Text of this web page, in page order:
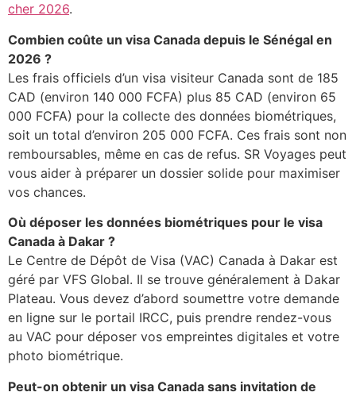
cher 2026.
Combien coûte un visa Canada depuis le Sénégal en
2026 ?
Les frais officiels d’un visa visiteur Canada sont de 185
CAD (environ 140 000 FCFA) plus 85 CAD (environ 65
000 FCFA) pour la collecte des données biométriques,
soit un total d’environ 205 000 FCFA. Ces frais sont non
remboursables, même en cas de refus. SR Voyages peut
vous aider à préparer un dossier solide pour maximiser
vos chances.
Où déposer les données biométriques pour le visa
Canada à Dakar ?
Le Centre de Dépôt de Visa (VAC) Canada à Dakar est
géré par VFS Global. Il se trouve généralement à Dakar
Plateau. Vous devez d’abord soumettre votre demande
en ligne sur le portail IRCC, puis prendre rendez-vous
au VAC pour déposer vos empreintes digitales et votre
photo biométrique.
Peut-on obtenir un visa Canada sans invitation de